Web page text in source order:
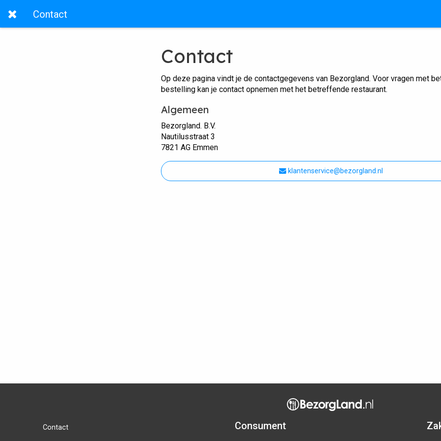
Contact
Contact
Op deze pagina vindt je de contactgegevens van Bezorgland. Voor vragen met
bestelling kan je contact opnemen met het betreffende restaurant.
Algemeen
Bezorgland. B.V.
Nautilusstraat 3
7821 AG Emmen
klantenservice@bezorgland.nl
Contact Consument